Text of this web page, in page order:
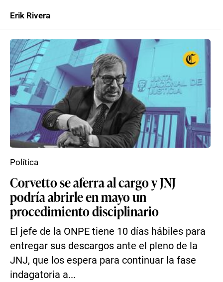
Erik Rivera
Corvetto se aferra al cargo y JNJ
podría abrirle en mayo un
procedimiento disciplinario
El jefe de la ONPE tiene 10 días hábiles para
entregar sus descargos ante el pleno de la
JNJ, que los espera para continuar la fase
indagatoria a...
Política